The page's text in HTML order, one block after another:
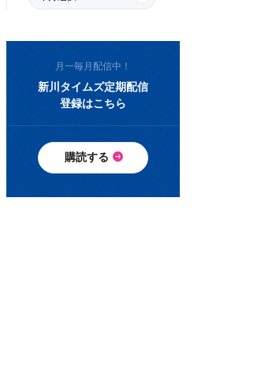
月一毎月配信中！
新川タイムズ定期配信
登録はこちら
購読する